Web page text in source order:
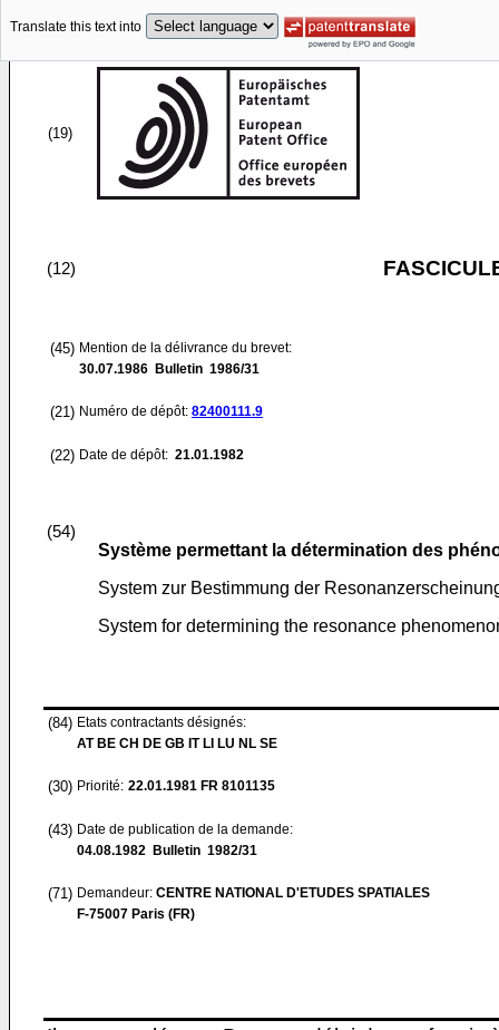
Translate this text into
(19)
(12)
(45) Mention de la délivrance du brevet:
30.07.1986 Bulletin 1986/31
(21) Numéro de dépôt: 82400111.9
(22) Date de dépôt: 21.01.1982
(54)
Système permettant la détermination des
System zur Bestimmung der
System for determining the resonance
(84) Etats contractants désignés:
AT BE CH DE GB IT LI LU NL SE
(30) Priorité: 22.01.1981 FR 8101135
(43) Date de publication de la demande:
04.08.1982 Bulletin 1982/31
(71) Demandeur: CENTRE NATIONAL D'ETUDES SPATIALES
F-75007 Paris (FR)